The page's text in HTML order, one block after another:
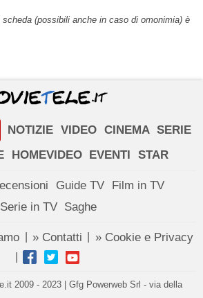
scheda (possibili anche in caso di omonimia) è
NOTIZIE VIDEO CINEMA SERIE
HOMEVIDEO EVENTI STAR
Guide TV
Film in TV
Serie in TV Saghe
» Contatti » Cookie e Privacy
2009 - 2023 | Gfg Powerweb Srl - via della